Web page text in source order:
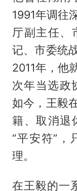
1991年调往
厅副主任、
记、市委统
2011年，他
次年当选政
如今，王毅
籍、取消退
“平安符”，
理。
在王毅的一